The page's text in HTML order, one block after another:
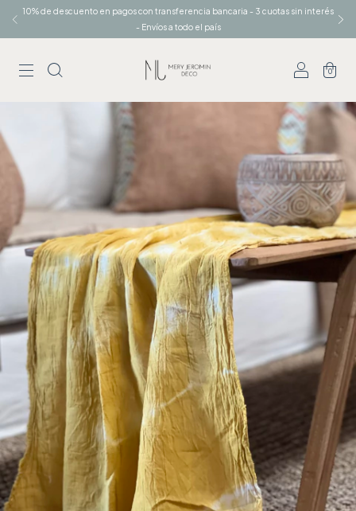
10% de descuento en pagos con transferencia bancaria - 3 cuotas sin interés
- Envíos a todo el país
0